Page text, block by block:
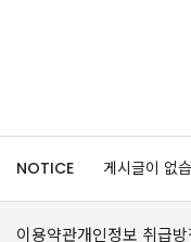
NOTICE 게시글이 없
이용약관개인정보 취급방